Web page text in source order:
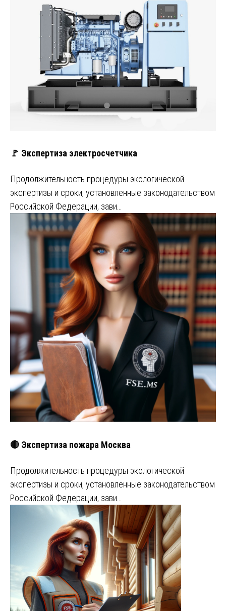
🚩 Экспертиза электросчетчика
Продолжительность процедуры экологической
экспертизы и сроки, установленные законодательством
Российской Федерации, зави…
🔴 Экспертиза пожара Москва
Продолжительность процедуры экологической
экспертизы и сроки, установленные законодательством
Российской Федерации, зави…